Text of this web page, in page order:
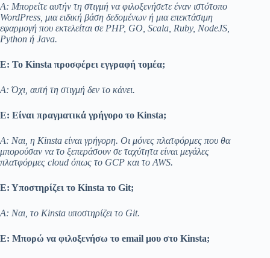
Α: Μπορείτε αυτήν τη στιγμή να φιλοξενήσετε έναν ιστότοπο
WordPress, μια ειδική βάση δεδομένων ή μια επεκτάσιμη
εφαρμογή που εκτελείται σε PHP, GO, Scala, Ruby, NodeJS,
Python ή Java.
Ε: Το Kinsta προσφέρει εγγραφή τομέα;
Α: Όχι, αυτή τη στιγμή δεν το κάνει.
Ε: Είναι πραγματικά γρήγορο το Kinsta;
Α: Ναι, η Kinsta είναι γρήγορη. Οι μόνες πλατφόρμες που θα
μπορούσαν να το ξεπεράσουν σε ταχύτητα είναι μεγάλες
πλατφόρμες cloud όπως το GCP και το AWS.
Ε: Υποστηρίζει το Kinsta το Git;
Α: Ναι, το Kinsta υποστηρίζει το Git.
Ε: Μπορώ να φιλοξενήσω το email μου στο Kinsta;